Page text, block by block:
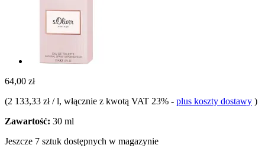
64,00 zł
(2 133,33 zł / l, włącznie z kwotą VAT 23% - plus koszty dostawy )
Zawartość: 30 ml
Jeszcze 7 sztuk dostępnych w magazynie